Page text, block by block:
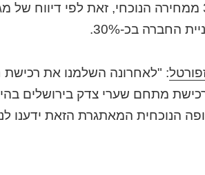
שקלים, אפסייד של 35% ממחירה הנוכחי, זאת לפי דיווח
החברה בכ-30%.
: "לאחרונה השלמנו את
לרכישת מתחם שערי צדק בירושלים
הנוכחית המאתגרת הזאת ידענו